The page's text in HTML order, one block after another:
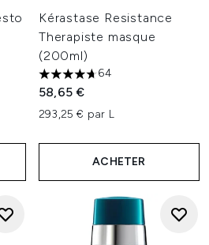
de 5
Kérastase Resistance
Therapiste masque
(200ml)
4.72 étoiles sur un maximum
64
58,65 €
293,25 € par L
ACHETER